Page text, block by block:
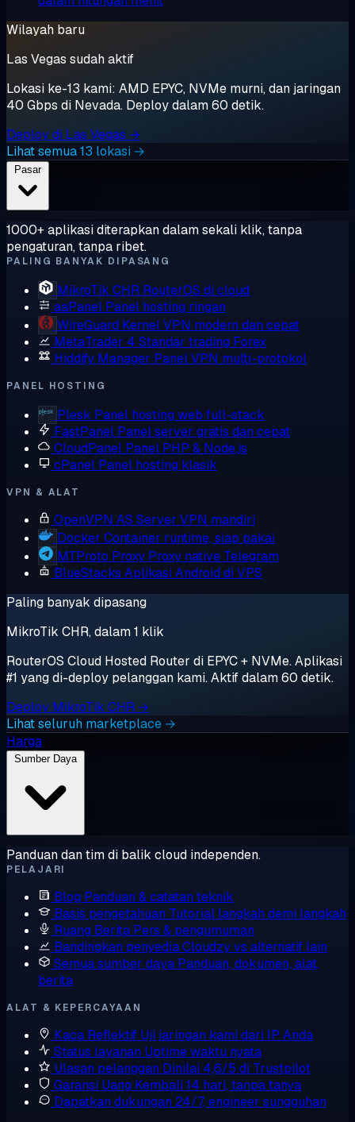
Wilayah baru
Las Vegas sudah aktif
Lokasi ke-13 kami: AMD EPYC, NVMe murni, dan jaringan
40 Gbps di Nevada. Deploy dalam 60 detik.
Deploy di Las Vegas →
Lihat semua 13 lokasi →
Pasar
1000+ aplikasi diterapkan dalam sekali klik, tanpa
pengaturan, tanpa ribet.
PALING BANYAK DIPASANG
MikroTik CHR RouterOS di cloud
aaPanel Panel hosting ringan
WireGuard Kernel VPN modern dan cepat
MetaTrader 4 Standar trading Forex
Hiddify Manager Panel VPN multi-protokol
PANEL HOSTING
Plesk Panel hosting web full-stack
FastPanel Panel server gratis dan cepat
CloudPanel Panel PHP & Node.js
cPanel Panel hosting klasik
VPN & ALAT
OpenVPN AS Server VPN mandiri
Docker Container runtime, siap pakai
MTProto Proxy Proxy native Telegram
BlueStacks Aplikasi Android di VPS
Paling banyak dipasang
MikroTik CHR, dalam 1 klik
RouterOS Cloud Hosted Router di EPYC + NVMe. Aplikasi
#1 yang di-deploy pelanggan kami. Aktif dalam 60 detik.
Deploy MikroTik CHR →
Lihat seluruh marketplace →
Harga
Sumber Daya
Panduan dan tim di balik cloud independen.
PELAJARI
Blog Panduan & catatan teknik
Basis pengetahuan Tutorial langkah demi langkah
Ruang Berita Pers & pengumuman
Bandingkan penyediaCloudzy vs alternatif lain
Semua sumber daya Panduan, dokumen, alat,
berita
ALAT & KEPERCAYAAN
Kaca Reflektif Uji jaringan kami dari IP Anda
Status layanan Uptime waktu nyata
Ulasan pelanggan Dinilai 4,6/5 di Trustpilot
Garansi Uang Kembali 14 hari, tanpa tanya
Dapatkan dukungan 24/7, engineer sungguhan